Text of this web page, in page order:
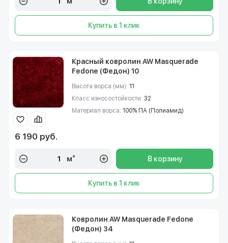
Купить в 1 клик
Красный ковролин AW Masquerade
Fedone (Федон) 10
Высота ворса (мм): 11
Класс износостойкости: 32
Материал ворса: 100% ПА (Полиамид)
6 190 руб.
м² В корзину
Купить в 1 клик
Ковролин AW Masquerade Fedone
(Федон) 34